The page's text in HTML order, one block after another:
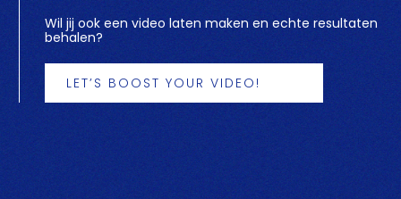
Wil jij ook een video laten maken en echte resultaten
behalen?
LET’S BOOST YOUR VIDEO!